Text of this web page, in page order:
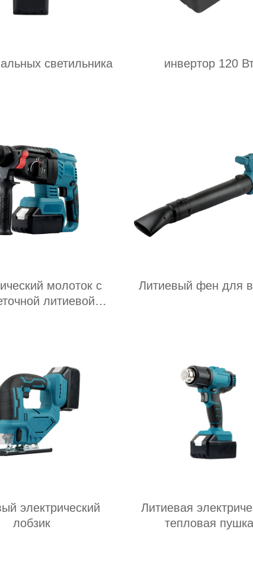
светильника инвертор 120
молоток с
литиевой
Литиевый фен для
электрический
лобзик
Литиевая
тепловая пушка